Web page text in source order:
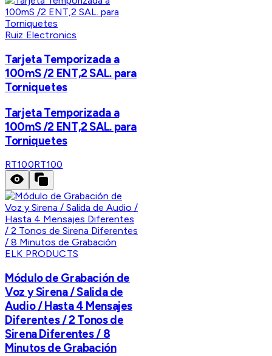
Ruiz Electronics
Tarjeta Temporizada a
100mS /2 ENT,2 SAL. para
Torniquetes
Tarjeta Temporizada a
100mS /2 ENT,2 SAL. para
Torniquetes
RT100RT100
ELK PRODUCTS
Módulo de Grabación de
Voz y Sirena / Salida de
Audio / Hasta 4 Mensajes
Diferentes / 2 Tonos de
Sirena Diferentes / 8
Minutos de Grabación